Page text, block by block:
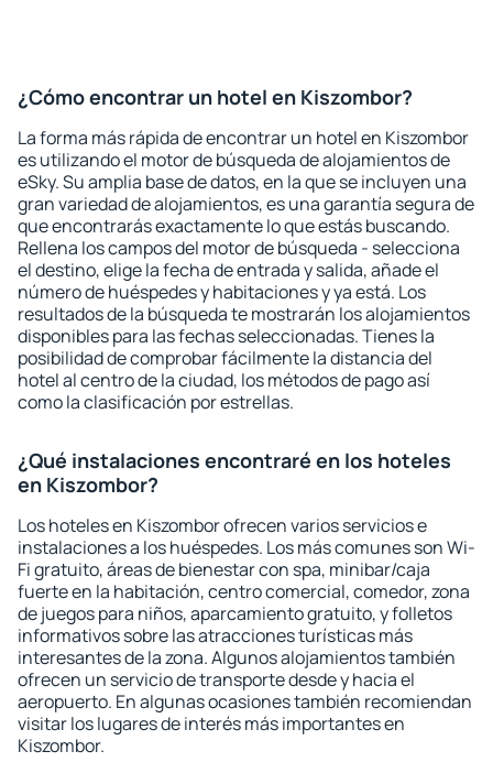
¿Cómo encontrar un hotel en Kiszombor?
La forma más rápida de encontrar un hotel en Kiszombor
es utilizando el motor de búsqueda de alojamientos de
eSky. Su amplia base de datos, en la que se incluyen una
gran variedad de alojamientos, es una garantía segura de
que encontrarás exactamente lo que estás buscando.
Rellena los campos del motor de búsqueda - selecciona
el destino, elige la fecha de entrada y salida, añade el
número de huéspedes y habitaciones y ya está. Los
resultados de la búsqueda te mostrarán los alojamientos
disponibles para las fechas seleccionadas. Tienes la
posibilidad de comprobar fácilmente la distancia del
hotel al centro de la ciudad, los métodos de pago así
como la clasificación por estrellas.
¿Qué instalaciones encontraré en los hoteles
en Kiszombor?
Los hoteles en Kiszombor ofrecen varios servicios e
instalaciones a los huéspedes. Los más comunes son Wi-
Fi gratuito, áreas de bienestar con spa, minibar/caja
fuerte en la habitación, centro comercial, comedor, zona
de juegos para niños, aparcamiento gratuito, y folletos
informativos sobre las atracciones turísticas más
interesantes de la zona. Algunos alojamientos también
ofrecen un servicio de transporte desde y hacia el
aeropuerto. En algunas ocasiones también recomiendan
visitar los lugares de interés más importantes en
Kiszombor.